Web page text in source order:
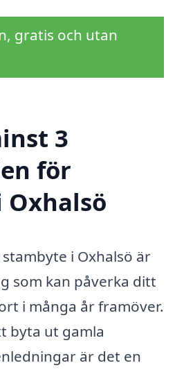
gratis och utan
3
för
i Oxhalsö är
som kan påverka ditt
i många år framöver.
byta ut gamla
är det en